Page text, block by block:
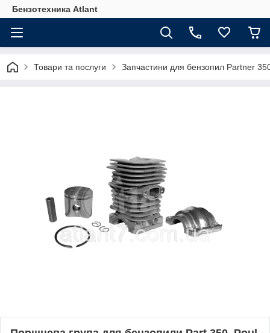
Бензотехника Atlant
Товари та послуги Запчастини для бензопил Partner